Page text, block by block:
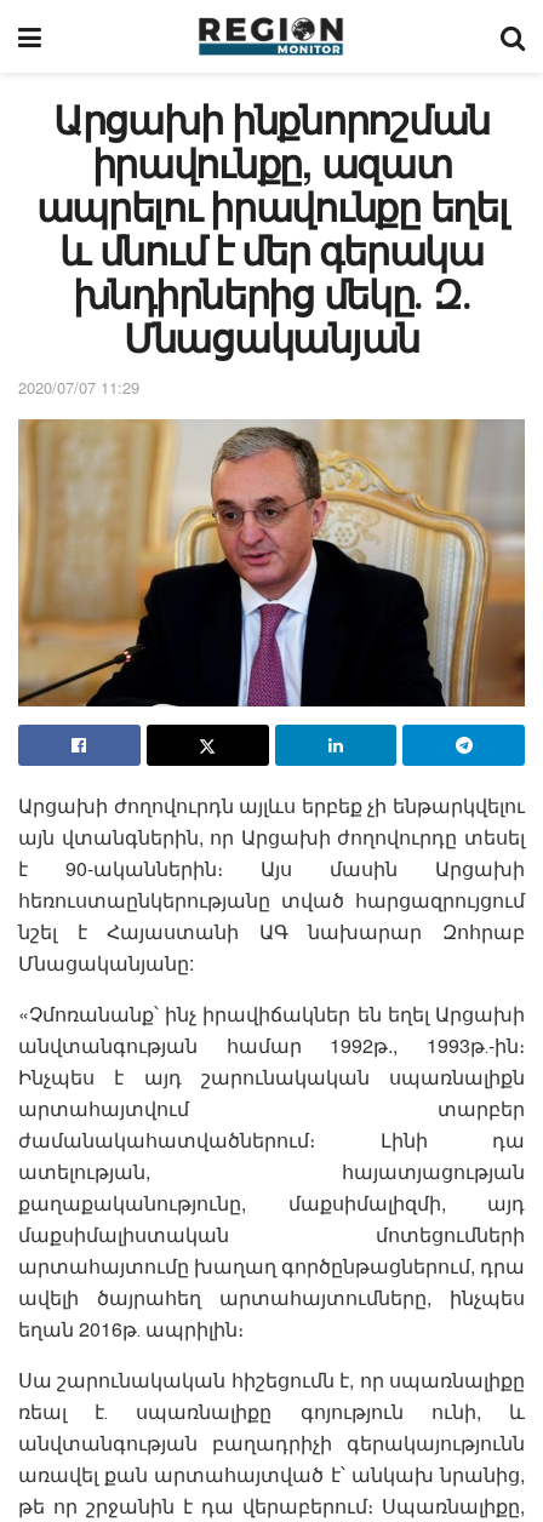
Արցախի ինքնորոշման
իրավունքը, ազատ
ապրելու իրավունքը եղել
և մնում է մեր գերակա
խնդիրներից մեկը․ Զ․
Մնացականյան
2020/07/07 11:29
Արցախի ժողովուրդն այլևս երբեք չի ենթարկվելու
այն վտանգներին, որ Արցախի ժողովուրդը տեսել
է 90-ականներին։ Այս մասին Արցախի
հեռուստաընկերությանը տված հարցազրույցում
նշել է Հայաստանի ԱԳ նախարար Զոհրաբ
Մնացականյանը:
«Չմոռանանք՝ ինչ իրավիճակներ են եղել Արցախի
անվտանգության համար 1992թ., 1993թ․-ին։
Ինչպես է այդ շարունակական սպառնալիքն
արտահայտվում տարբեր
ժամանակահատվածներում։ Լինի դա
ատելության, հայատյացության
քաղաքականությունը, մաքսիմալիզմի, այդ
մաքսիմալիստական մոտեցումների
արտահայտումը խաղաղ գործընթացներում, դրա
ավելի ծայրահեղ արտահայտումները, ինչպես
եղան 2016թ․ ապրիլին։
Սա շարունակական հիշեցումն է, որ սպառնալիքը
ռեալ է․ սպառնալիքը գոյություն ունի, և
անվտանգության բաղադրիչի գերակայությունն
առավել քան արտահայտված է՝ անկախ նրանից,
թե որ շրջանին է դա վերաբերում։ Սպառնալիքը,